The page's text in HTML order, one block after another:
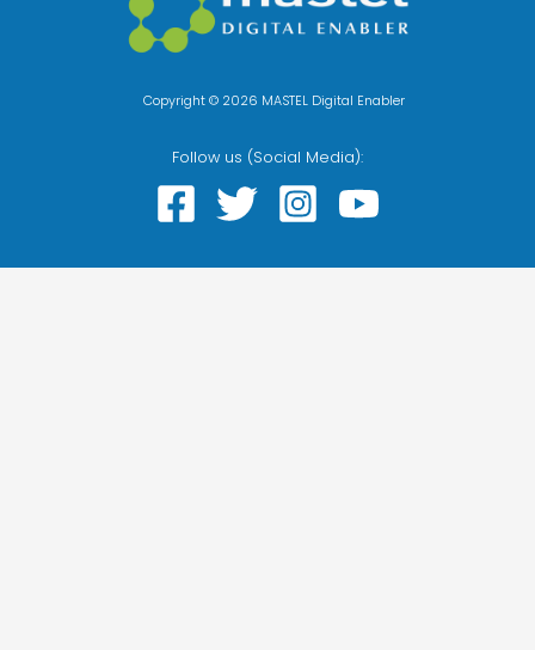
Copyright © 2026 MASTEL Digital Enabler
Follow us (Social Media):